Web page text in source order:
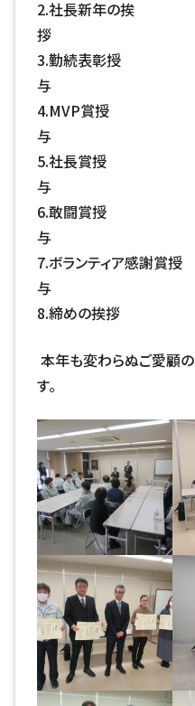
2.社長新年の挨
3.勤続表彰授
4.MVP賞授
5.社長賞授
6.敢闘賞授
7.ボランティア感謝賞授
8.締めの挨拶
本年も変わらぬご愛顧
す。